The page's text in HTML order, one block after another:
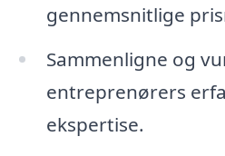
gennemsnitlige
Sammenligne og
entreprenørers
ekspertise.